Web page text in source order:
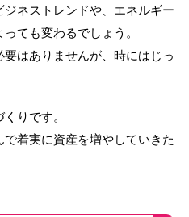
ネストレンドや、エネルギー
ても変わるでしょう。
はありませんが、時にはじっ
りです。
着実に資産を増やしていきた